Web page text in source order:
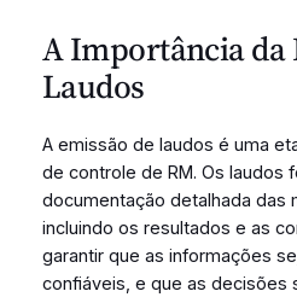
A Importância da
Laudos
A emissão de laudos é uma
de controle de RM. Os laudos
documentação detalhada das
incluindo os resultados e as
garantir que as informações
confiáveis, e que as decisões